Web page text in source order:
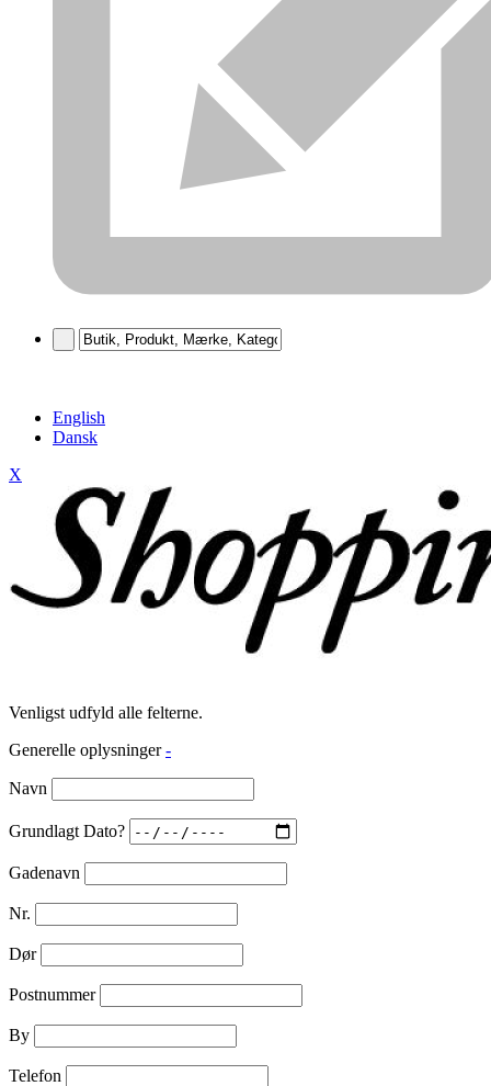
English
Dansk
X
Venligst udfyld alle felterne.
Generelle oplysninger -
Navn
Grundlagt Dato?
Gadenavn
Nr.
Dør
Postnummer
By
Telefon